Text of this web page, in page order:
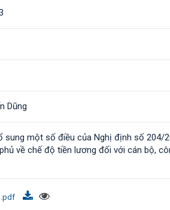
Dũng
sung một số điều của Nghị định số 204/
về chế độ tiền lương đối với cán bộ,